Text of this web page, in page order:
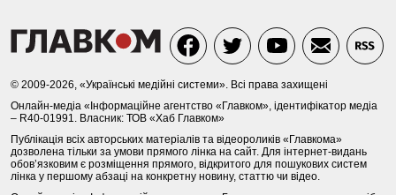
© 2009-2026, «Українські медійні системи». Всі права захищені
Онлайн-медіа «Інформаційне агентство «Главком», ідентифікатор медіа
– R40-01991. Власник: ТОВ «Хаб Главком»
Публікація всіх авторських матеріалів та відеороликів «Главкома»
дозволена тільки за умови прямого лінка на сайт. Для інтернет-видань
обов’язковим є розміщення прямого, відкритого для пошукових систем
лінка у першому абзаці на конкретну новину, статтю чи відео.